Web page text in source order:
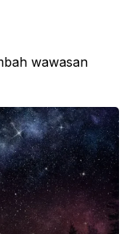
wawasan